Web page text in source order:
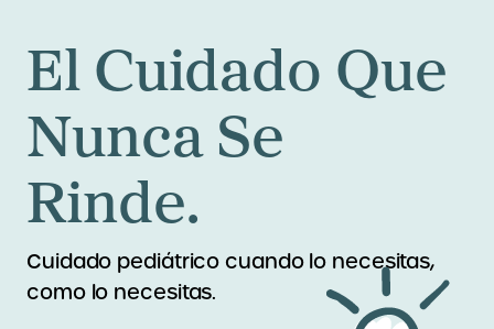
El Cuidado Que
Nunca Se
Rinde.
Cuidado pediátrico cuando lo necesitas,
como lo necesitas.